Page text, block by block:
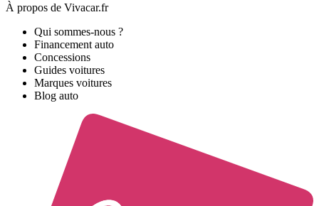
À propos de Vivacar.fr
Qui sommes-nous ?
Financement auto
Concessions
Guides voitures
Marques voitures
Blog auto